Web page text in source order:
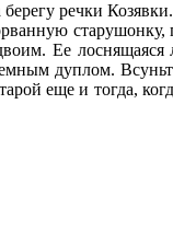
речки
Ее
дуплом.
еще и тогда,